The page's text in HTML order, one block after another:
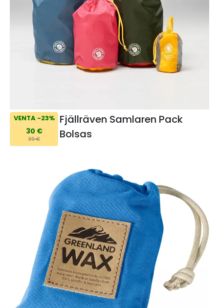
VENTA -23%
30 €
39 €
Fjällräven Samlaren Pack
Bolsas